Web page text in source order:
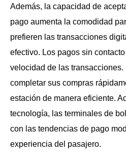
Además, la capacidad de
pago aumenta la comodidad
prefieren las transacciones
efectivo. Los pagos sin
velocidad de las
completar sus compras
estación de manera eficiente.
tecnología, las terminales de
con las tendencias de pago
experiencia del pasajero.